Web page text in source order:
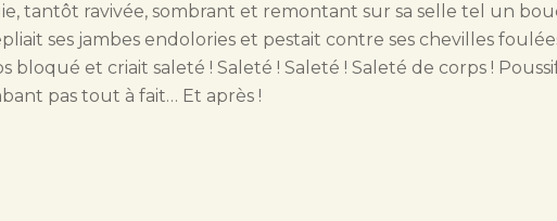
tantôt ravivée, sombrant et remontant sur sa selle tel un
ses jambes endolories et pestait contre ses chevilles
bloqué et criait saleté ! Saleté ! Saleté ! Saleté de corps !
pas tout à fait… Et après !